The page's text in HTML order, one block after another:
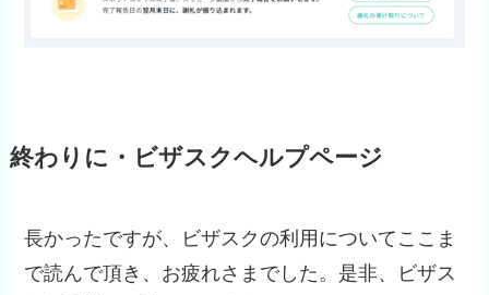
終わりに・ビザスクヘルプページ
長かったですが、ビザスクの利用についてここま
で読んで頂き、お疲れさまでした。是非、ビザス